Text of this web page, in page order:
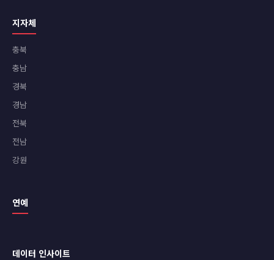
지자체
충북
충남
경북
경남
전북
전남
강원
연예
데이터 인사이트